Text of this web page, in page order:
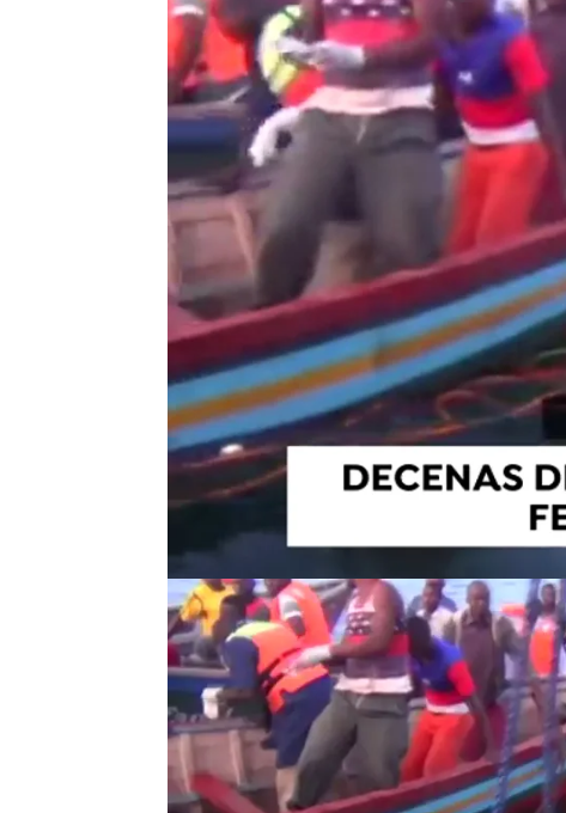
Antena 3 Noticias Madrid
Publicado:21 de septiembre de 2018, 13:39
Decenas de muertos en el
Varias decenas de personas han
los 200, al naufragar un ferry en
horas tras la tragedia se habían
barco transportaba a 300
como causa del naufragio.
Más de 130 muertos en el naufragio de un barco en
Cinco heridos, incluidos dos
Cinco personas, incluidas dos
en un tiroteo ocurrido la noche del
cuyas causas se desconocen y
mientras medio centenar de
un vecino fallecido de cáncer